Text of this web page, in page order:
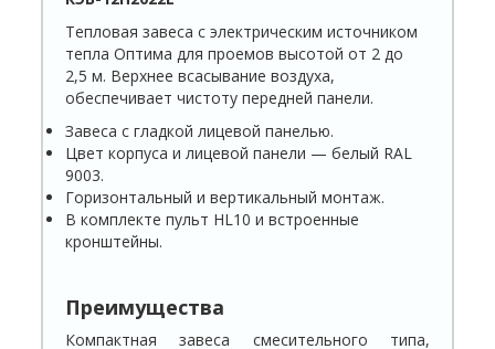
Тепловая завеса с электрическим источником
тепла Оптима для проемов высотой от 2 до
2,5 м. Верхнее всасывание воздуха,
обеспечивает чистоту передней панели.
Завеса с гладкой лицевой панелью.
Цвет корпуса и лицевой панели — белый RAL
9003.
Горизонтальный и вертикальный монтаж.
В комплекте пульт HL10 и встроенные
кронштейны.
Преимущества
Компактная завеса смесительного типа,